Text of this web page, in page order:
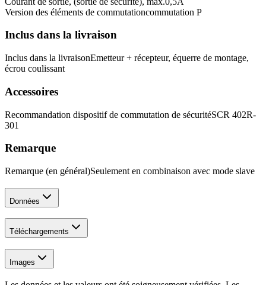
Version des éléments de commutationcommutation P
Inclus dans la livraison
Inclus dans la livraisonEmetteur + récepteur, équerre de montage,
écrou coulissant
Accessoires
Recommandation dispositif de commutation de sécuritéSCR 402R-
301
Remarque
Remarque (en général)Seulement en combinaison avec mode slave
Données
Téléchargements
Images